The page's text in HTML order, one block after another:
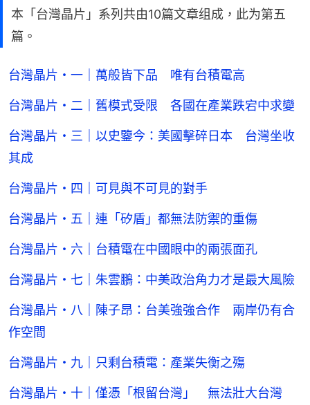
本「台灣晶片」系列共由10篇文章组成，此为第五
篇。
台灣晶片・一｜萬般皆下品 唯有台積電高
台灣晶片・二｜舊模式受限 各國在產業跌宕中求變
台灣晶片・三｜以史鑒今：美國擊碎日本 台灣坐收
其成
台灣晶片・四｜可見與不可見的對手
台灣晶片・五｜連「矽盾」都無法防禦的重傷
台灣晶片・六｜台積電在中國眼中的兩張面孔
台灣晶片・七｜朱雲鵬：中美政治角力才是最大風險
台灣晶片・八｜陳子昂：台美強強合作 兩岸仍有合
作空間
台灣晶片・九｜只剩台積電：產業失衡之殤
台灣晶片・十｜僅憑「根留台灣」 無法壯大台灣